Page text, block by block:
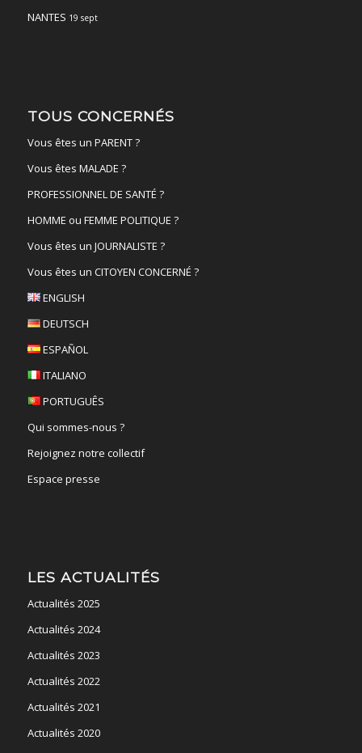
NANTES 19 sept
TOUS CONCERNÉS
Vous êtes un PARENT ?
Vous êtes MALADE ?
PROFESSIONNEL DE SANTÉ ?
HOMME ou FEMME POLITIQUE ?
Vous êtes un JOURNALISTE ?
Vous êtes un CITOYEN CONCERNÉ ?
ENGLISH
DEUTSCH
ESPAÑOL
ITALIANO
PORTUGUÊS
Qui sommes-nous ?
Rejoignez notre collectif
Espace presse
LES ACTUALITÉS
Actualités 2025
Actualités 2024
Actualités 2023
Actualités 2022
Actualités 2021
Actualités 2020